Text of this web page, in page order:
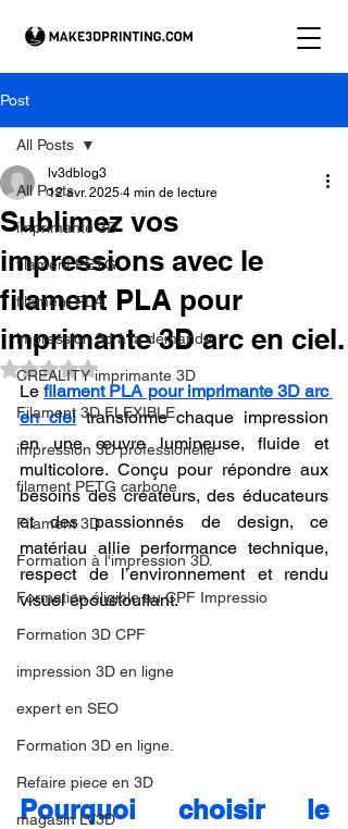
Post
All Posts
imprimante 3D
filament PETG
filament PLA
impression 3d à la demande.
CREALITY imprimante 3D
Filament 3D FLEXIBLE
impression 3D professionelle
filament PETG carbone
Filament 3D
Formation à l'impression 3D.
Formation éligible au CPF Impressio
Formation 3D CPF
impression 3D en ligne
expert en SEO
Formation 3D en ligne.
Refaire piece en 3D
magasin LV3D
All Posts
Sublimez vos
impressions avec le
filament PLA pour
imprimante 3D arc en ciel.
lv3dblog3
12 avr. 2025 4 min de lecture
Noté NaN étoiles sur 5.
Le filament PLA pour imprimante 3D arc
en ciel transforme chaque impression
en une œuvre lumineuse, fluide et
multicolore. Conçu pour répondre aux
besoins des créateurs, des éducateurs
et des passionnés de design, ce
matériau allie performance technique,
respect de l’environnement et rendu
visuel époustouflant.
Pourquoi choisir le